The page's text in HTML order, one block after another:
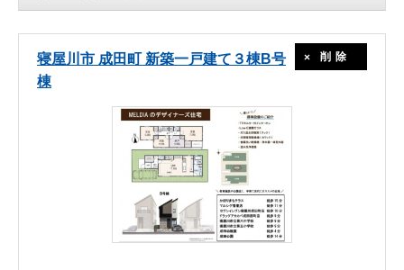
寝屋川市 成田町 新築一戸建て３棟B号
棟
削除